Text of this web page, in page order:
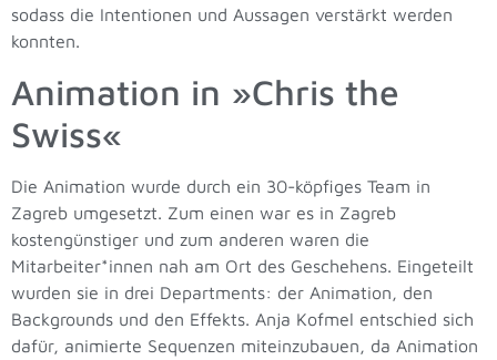
sodass die Intentionen und Aussagen verstärkt werden
konnten.
Animation in »Chris the
Swiss«
Die Animation wurde durch ein 30-köpfiges Team in
Zagreb umgesetzt. Zum einen war es in Zagreb
kostengünstiger und zum anderen waren die
Mitarbeiter*innen nah am Ort des Geschehens. Eingeteilt
wurden sie in drei Departments: der Animation, den
Backgrounds und den Effekts. Anja Kofmel entschied sich
dafür, animierte Sequenzen miteinzubauen, da Animation